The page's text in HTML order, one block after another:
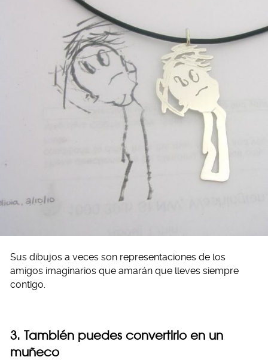
Sus dibujos a veces son representaciones de los
amigos imaginarios que amarán que lleves siempre
contigo.
3. También puedes convertirlo en un
muñeco